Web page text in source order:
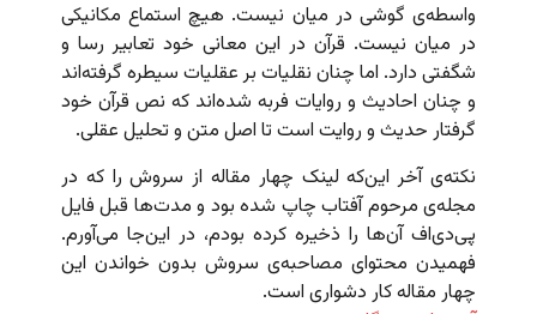
واسطه‌ی گوشی در میان نیست. هیچ استماع مکانیکی
در میان نیست. قرآن در این معانی خود تعابیر رسا و
شگفتی دارد. اما چنان نقلیات بر عقلیات سیطره گرفته‌اند
و چنان احادیث و روایات فربه شده‌اند که نص قرآن خود
گرفتار حدیث و روایت است تا اصل متن و تحلیل عقلی.
نکته‌ی آخر این‌که لینک چهار مقاله از سروش را که در
مجله‌ی مرحوم آفتاب چاپ شده بود و مدت‌ها قبل فایل
پی‌دی‌اف آن‌ها را ذخیره کرده بودم، در این‌جا می‌آورم.
فهمیدن محتوای مصاحبه‌ی سروش بدون خواندن این
چهار مقاله کار دشواری است.